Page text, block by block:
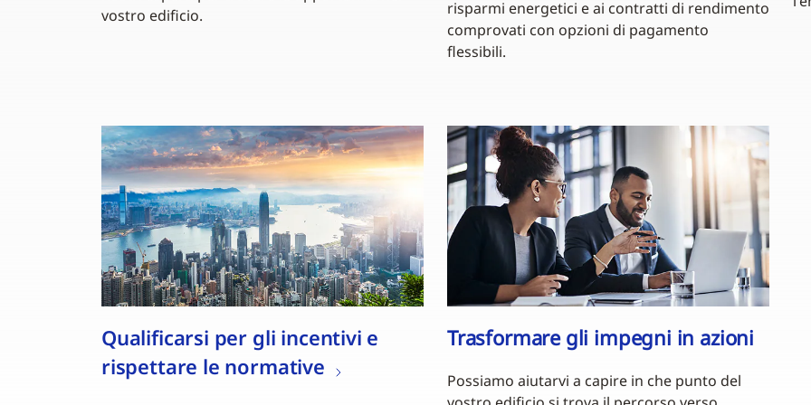
vostro edificio.
risparmi energetici e ai contratti di rendimento
comprovati con opzioni di pagamento
flessibili.
Qualificarsi per gli incentivi e
rispettare le normative
Trasformare gli impegni in azioni
Possiamo aiutarvi a capire in che punto del